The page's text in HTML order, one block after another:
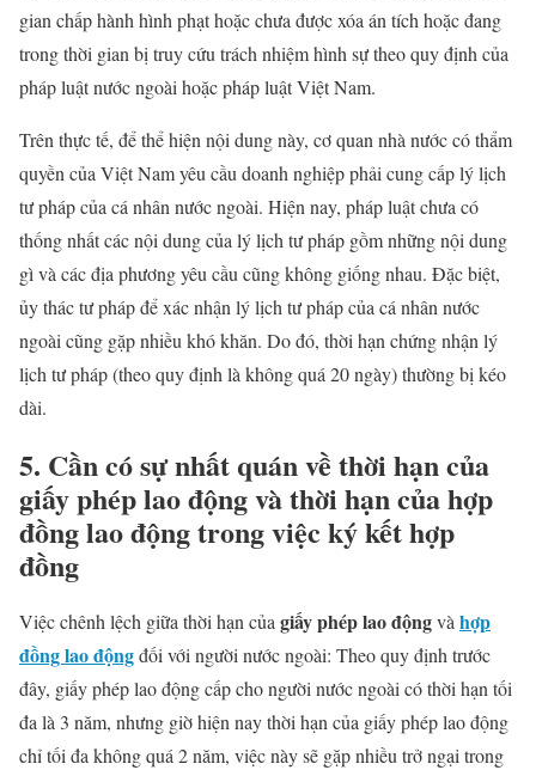
gian chấp hành hình phạt hoặc chưa được xóa án tích hoặc đang
trong thời gian bị truy cứu trách nhiệm hình sự theo quy định của
pháp luật nước ngoài hoặc pháp luật Việt Nam.
Trên thực tế, để thể hiện nội dung này, cơ quan nhà nước có thẩm
quyền của Việt Nam yêu cầu doanh nghiệp phải cung cấp lý lịch
tư pháp của cá nhân nước ngoài. Hiện nay, pháp luật chưa có
thống nhất các nội dung của lý lịch tư pháp gồm những nội dung
gì và các địa phương yêu cầu cũng không giống nhau. Đặc biệt,
ủy thác tư pháp để xác nhận lý lịch tư pháp của cá nhân nước
ngoài cũng gặp nhiều khó khăn. Do đó, thời hạn chứng nhận lý
lịch tư pháp (theo quy định là không quá 20 ngày) thường bị kéo
dài.
5. Cần có sự nhất quán về thời hạn của
giấy phép lao động và thời hạn của hợp
đồng lao động trong việc ký kết hợp
đồng
Việc chênh lệch giữa thời hạn củagiấy phép lao độngvàhợp
đồng lao độngđối với người nước ngoài: Theo quy định trước
đây, giấy phép lao động cấp cho người nước ngoài có thời hạn tối
đa là 3 năm, nhưng giờ hiện nay thời hạn của giấy phép lao động
chỉ tối đa không quá 2 năm, việc này sẽ gặp nhiều trở ngại trong